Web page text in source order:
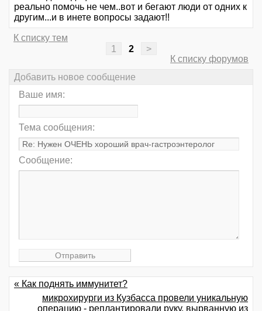
реально помочь не чем..вот и бегают люди от одних к
другим...и в инете вопросы задают!!
К списку тем
1
2
>
К списку форумов
Добавить новое сообщение
Ваше имя:
Тема сообщения:
Сообщение:
« Как поднять иммунитет?
микрохирурги из Кузбасса провели уникальную
операцию - реплантировали руку, вырванную из